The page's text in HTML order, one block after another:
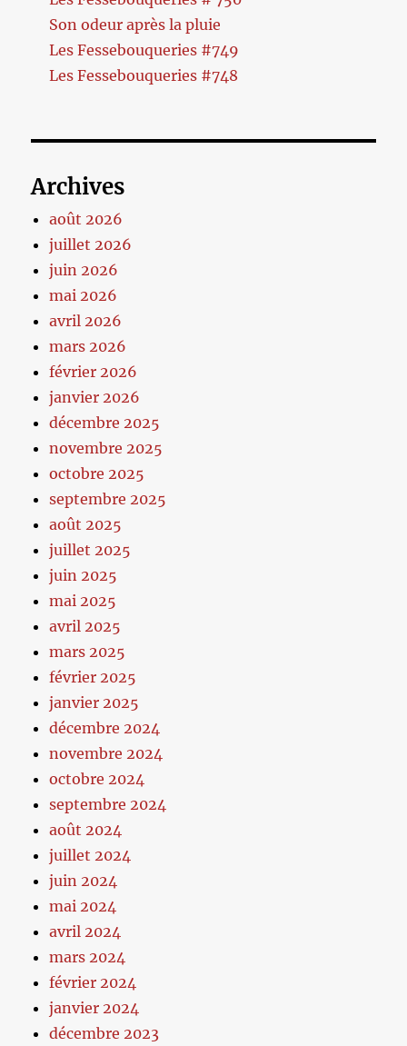
Son odeur après la pluie
Les Fessebouqueries #749
Les Fessebouqueries #748
Archives
août 2026
juillet 2026
juin 2026
mai 2026
avril 2026
mars 2026
février 2026
janvier 2026
décembre 2025
novembre 2025
octobre 2025
septembre 2025
août 2025
juillet 2025
juin 2025
mai 2025
avril 2025
mars 2025
février 2025
janvier 2025
décembre 2024
novembre 2024
octobre 2024
septembre 2024
août 2024
juillet 2024
juin 2024
mai 2024
avril 2024
mars 2024
février 2024
janvier 2024
décembre 2023